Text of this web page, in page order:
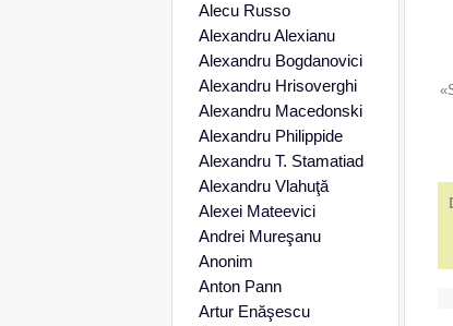
Alecu Russo
Alexandru Alexianu
Alexandru Bogdanovici
Alexandru Hrisoverghi
Alexandru Macedonski
Alexandru Philippide
Alexandru T. Stamatiad
Alexandru Vlahuţă
Alexei Mateevici
Andrei Mureşanu
Anonim
Anton Pann
Artur Enăşescu